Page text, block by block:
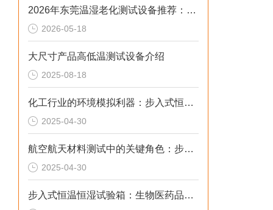
2026年东莞温湿老化测试设备推荐：广东德瑞步入式高低温试验箱破解实测痛点
2026-05-18
大尺寸产品高低温测试设备介绍
2025-08-18
化工行业的环境模拟利器：步入式恒温恒湿试验箱
2025-04-30
航空航天材料测试中的关键角色：步入式恒温恒湿试验箱
2025-04-30
步入式恒温恒湿试验箱：生物医药品质的守护者